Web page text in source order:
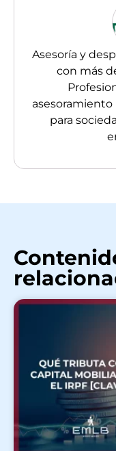
Asesoría y
con más
asesoramiento
para